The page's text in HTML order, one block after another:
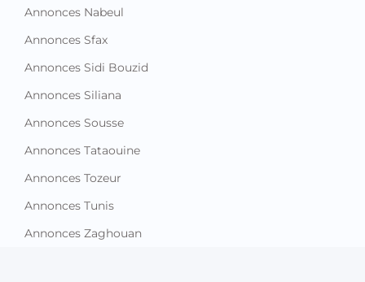
Annonces Nabeul
Annonces Sfax
Annonces Sidi Bouzid
Annonces Siliana
Annonces Sousse
Annonces Tataouine
Annonces Tozeur
Annonces Tunis
Annonces Zaghouan